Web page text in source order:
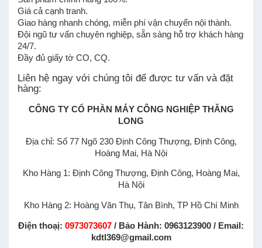
Giá cả cạnh tranh.
Giao hàng nhanh chóng, miễn phí vận chuyển nội thành.
Đội ngũ tư vấn chuyên nghiệp, sẵn sàng hỗ trợ khách hàng
24/7.
Đầy đủ giấy tờ CO, CQ.
Liên hệ ngay với chúng tôi để được tư vấn và đặt
hàng:
CÔNG TY CỔ PHẦN MÁY CÔNG NGHIỆP THĂNG
LONG
Địa chỉ: Số 77 Ngõ 230 Định Công Thượng, Định Công,
Hoàng Mai, Hà Nội
Kho Hàng 1: Định Công Thượng, Định Công, Hoàng Mai,
Hà Nội
Kho Hàng 2: Hoàng Văn Thụ, Tân Bình, TP Hồ Chí Minh
Điện thoạị: 0973073607 / Bảo Hành: 0963123900 / Email:
kdtl369@gmail.com